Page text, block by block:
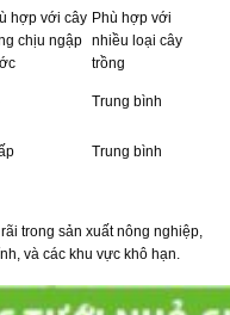
hợp với cây
chịu ngập
Phù hợp với
nhiều loại cây
trồng
Trung bình
Trung bình
trong sản xuất nông nghiệp,
và các khu vực khô hạn.